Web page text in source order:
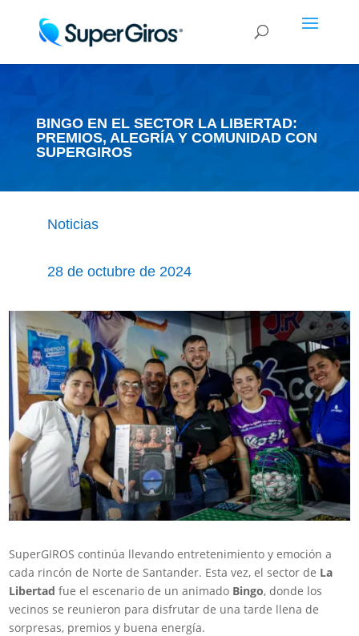
BINGO EN EL SECTOR LA LIBERTAD:
PREMIOS, ALEGRÍA Y COMUNIDAD CON
SUPERGIROS
Noticias
28 de octubre de 2024
SuperGIROS continúa llevando entretenimiento y emoción a
cada rincón de Norte de Santander. Esta vez, el sector de La
Libertad fue el escenario de un animado Bingo, donde los
vecinos se reunieron para disfrutar de una tarde llena de
sorpresas, premios y buena energía.